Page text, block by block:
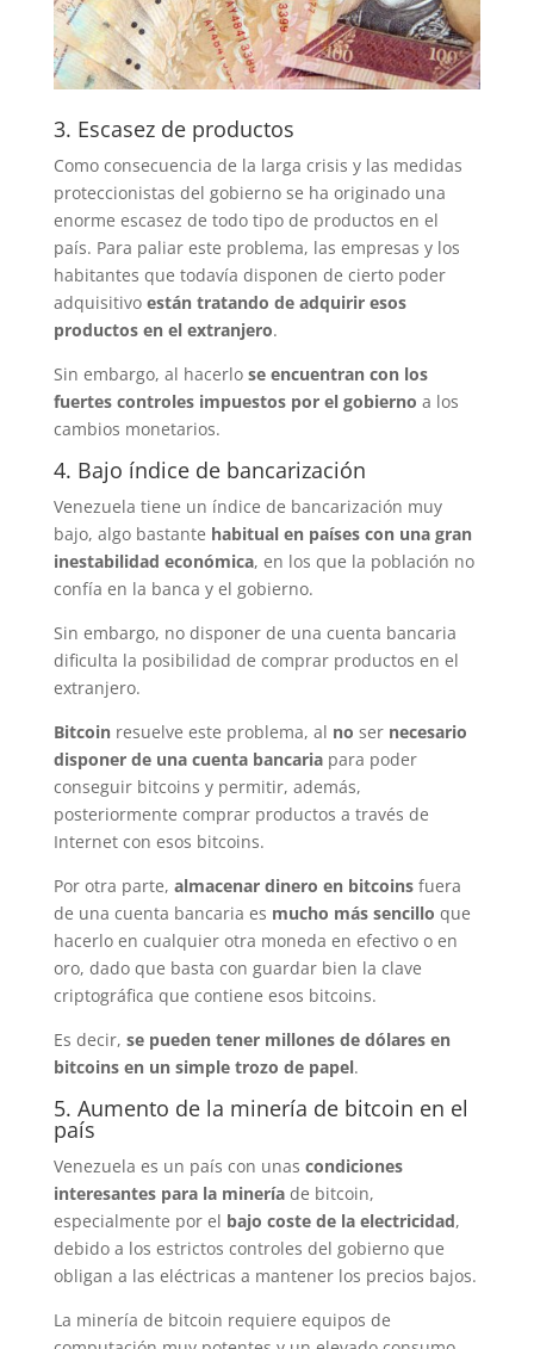
3. Escasez de productos
Como consecuencia de la larga crisis y las medidas
proteccionistas del gobierno se ha originado una
enorme escasez de todo tipo de productos en el
país. Para paliar este problema, las empresas y los
habitantes que todavía disponen de cierto poder
adquisitivo están tratando de adquirir esos
productos en el extranjero.
Sin embargo, al hacerlo se encuentran con los
fuertes controles impuestos por el gobierno a los
cambios monetarios.
4. Bajo índice de bancarización
Venezuela tiene un índice de bancarización muy
bajo, algo bastante habitual en países con una gran
inestabilidad económica, en los que la población no
confía en la banca y el gobierno.
Sin embargo, no disponer de una cuenta bancaria
dificulta la posibilidad de comprar productos en el
extranjero.
Bitcoinresuelve este problema, al no ser necesario
disponer de una cuenta bancariapara poder
conseguir bitcoins y permitir, además,
posteriormente comprar productos a través de
Internet con esos bitcoins.
Por otra parte, almacenar dinero en bitcoinsfuera
de una cuenta bancaria es mucho más sencillo que
hacerlo en cualquier otra moneda en efectivo o en
oro, dado que basta con guardar bien la clave
criptográfica que contiene esos bitcoins.
Es decir, se pueden tener millones de dólares en
bitcoins en un simple trozo de papel.
5. Aumento de la minería de bitcoin en el
país
Venezuela es un país con unas condiciones
interesantes para la mineríade bitcoin,
especialmente por el bajo coste de la electricidad,
debido a los estrictos controles del gobierno que
obligan a las eléctricas a mantener los precios bajos.
La minería de bitcoin requiere equipos de